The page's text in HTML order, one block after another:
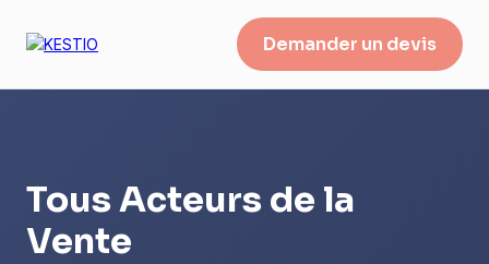
Demander un devis
Tous Acteurs de la
Vente